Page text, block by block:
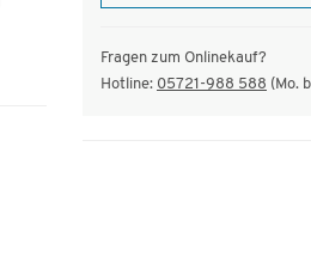
Fragen zum Onlinekauf?
Hotline: 05721-988 588 (Mo.